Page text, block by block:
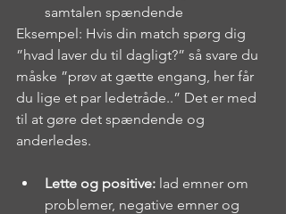
samtalen spændende
Eksempel: Hvis din match spørg dig
”hvad laver du til dagligt?” så svare du
måske ”prøv at gætte engang, her får
du lige et par ledetråde..” Det er med
til at gøre det spændende og
anderledes.
Lette og positive: lad emner om
problemer, negative emner og